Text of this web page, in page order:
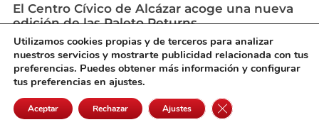
El Centro Cívico de Alcázar acoge una nueva
edición de las Paleto Returns
Utilizamos cookies propias y de terceros para analizar
nuestros servicios y mostrarte publicidad relacionada con tus
preferencias. Puedes obtener más información y configurar
tus preferencias en ajustes.
Aceptar Rechazar Ajustes Cerrar el banner de